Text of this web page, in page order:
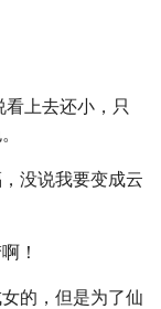
上去还小，只
没说我要变成云
！
的，但是为了仙